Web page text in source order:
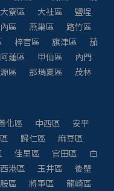
大寮區 大社區
鹽埕
區 燕巢區
路竹區
梓官區 旗津區
茄
阿蓮區 甲仙區
內門
區 那瑪夏區
茂林
化區 中西區
安平
歸仁區
麻豆區
佳里區 官田區
白
西港區 玉井區
後壁
區 將軍區
龍崎區